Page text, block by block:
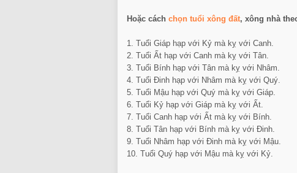
Hoặc cách chọn tuổi xông đất, xông nhà
1. Tuổi Giáp hạp với Kỷ mà kỵ với Canh.
2. Tuổi Ất hạp với Canh mà kỵ với Tân.
3. Tuổi Bính hạp với Tân mà kỵ với Nhâm.
4. Tuổi Đinh hạp với Nhâm mà kỵ với Quý.
5. Tuổi Mậu hạp với Quý mà kỵ với Giáp.
6. Tuổi Kỷ hạp với Giáp mà kỵ với Ất.
7. Tuổi Canh hạp với Ất mà kỵ với Bính.
8. Tuổi Tân hạp với Bính mà kỵ với Đinh.
9. Tuổi Nhâm hạp với Đinh mà kỵ với Mậu.
10. Tuổi Quý hạp với Mậu mà kỵ với Kỷ.